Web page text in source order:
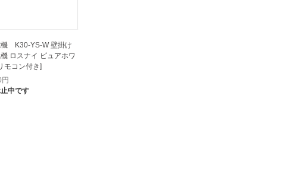
機 K30-YS-W 壁掛け
ロスナイ ピュアホワ
モコン付き]
円
中です